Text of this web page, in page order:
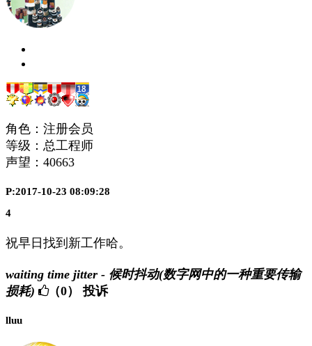
角色：注册会员
等级：总工程师
声望： 40663
P:2017-10-23 08:09:28
4
祝早日找到新工作哈。
waiting time jitter - 候时抖动(数字网中的一种重要传输
损耗)
（0） 投诉
lluu